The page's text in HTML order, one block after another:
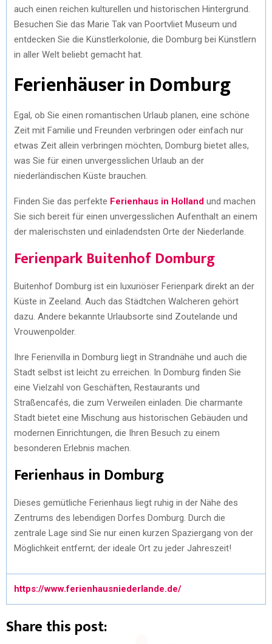
auch einen reichen kulturellen und historischen Hintergrund.
Besuchen Sie das Marie Tak van Poortvliet Museum und
entdecken Sie die Künstlerkolonie, die Domburg bei Künstlern
in aller Welt beliebt gemacht hat.
Ferienhäuser in Domburg
Egal, ob Sie einen romantischen Urlaub planen, eine schöne
Zeit mit Familie und Freunden verbringen oder einfach nur
etwas Zeit allein verbringen möchten, Domburg bietet alles,
was Sie für einen unvergesslichen Urlaub an der
niederländischen Küste brauchen.
Finden Sie das perfekte Ferienhaus in Holland und machen
Sie sich bereit für einen unvergesslichen Aufenthalt an einem
der malerischsten und einladendsten Orte der Niederlande.
Ferienpark Buitenhof Domburg
Buitenhof Domburg ist ein luxuriöser Ferienpark direkt an der
Küste in Zeeland. Auch das Städtchen Walcheren gehört
dazu. Andere bekannte Urlaubsorte sind Zoutelande und
Vrouwenpolder.
Ihre Ferienvilla in Domburg liegt in Strandnähe und auch die
Stadt selbst ist leicht zu erreichen. In Domburg finden Sie
eine Vielzahl von Geschäften, Restaurants und
Straßencafés, die zum Verweilen einladen. Die charmante
Stadt bietet eine Mischung aus historischen Gebäuden und
modernen Einrichtungen, die Ihren Besuch zu einem
besonderen Erlebnis machen.
Ferienhaus in Domburg
Dieses gemütliche Ferienhaus liegt ruhig in der Nähe des
Zentrums des lebendigen Dorfes Domburg. Durch die
zentrale Lage sind Sie nur einen kurzen Spaziergang von der
Möglichkeit entfernt; der ideale Ort zu jeder Jahreszeit!
https://www.ferienhausniederlande.de/
Share this post: